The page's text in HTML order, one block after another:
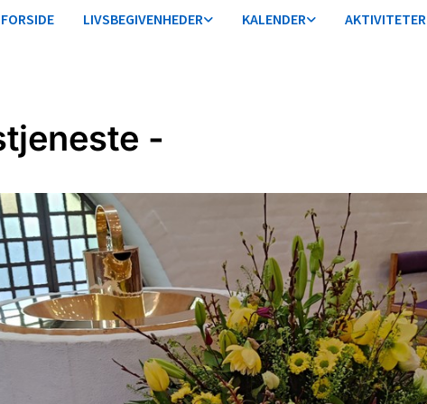
FORSIDE LIVSBEGIVENHEDER KALENDER AKTIVITETER
-